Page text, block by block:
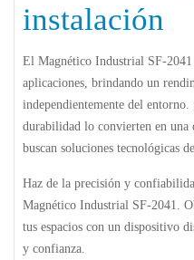
instalación
El Magnético Industrial SF-2041
aplicaciones, brindando un
independientemente del
durabilidad lo convierten en una
buscan soluciones tecnológicas
Haz de la precisión y
Magnético Industrial SF-2041.
tus espacios con un dispositivo
y confianza.